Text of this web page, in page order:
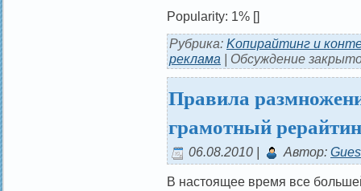
Popularity: 1% []
Рубрика: Kопирайтинг и
реклама | Обсуждение
Правила
грамотный
06.08.2010 | Автор:
В настоящее время все